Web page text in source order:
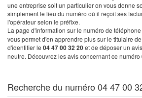
une entreprise soit un particulier on vous donne
simplement le lieu du numéro où il reçoit ses
l'opérateur selon le préfixe.
La page d'information sur le numéro de
vous permet d'en apprendre plus sur le titulaire
d'identifier le 04 47 00 32 20et de déposer un
neutre. Découvrez les avis concernant ce numéro
Recherche du numéro 04 47 00